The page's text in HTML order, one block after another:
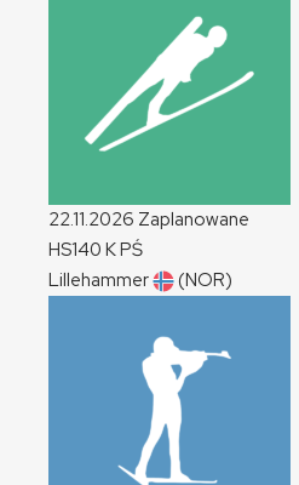
22.11.2026 Zaplanowane
HS140 KPŚ
Lillehammer
(NOR)